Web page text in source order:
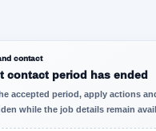
contact
contact period has ended
accepted period, apply actions
while the job details remain